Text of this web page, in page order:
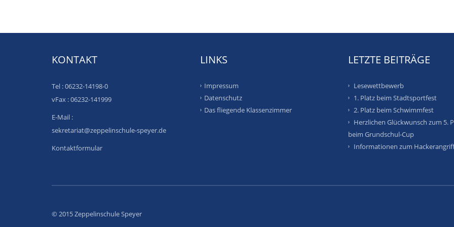
KONTAKT
Tel : 06232-14198-0
vFax : 06232-141999
E-Mail :
sekretariat@zeppelinschule-speyer.de
Kontaktformular
LINKS
Impressum
Datenschutz
Das fliegende Klassenzimmer
LETZTE BEITRÄGE
Lesewettbewerb
1. Platz beim Stadtsportfest
2. Platz beim Schwimmfest
Herzlichen Glückwunsch zum 5.
beim Grundschul-Cup
Informationen zum
© 2015 Zeppelinschule Speyer